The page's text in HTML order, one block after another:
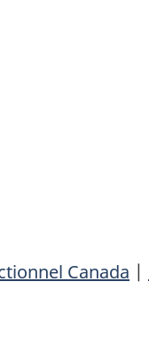
Canada |